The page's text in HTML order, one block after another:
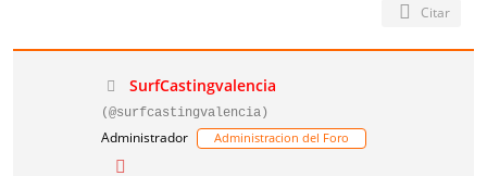
Citar
SurfCastingvalencia
(@surfcastingvalencia)
Administrador Administracion del Foro